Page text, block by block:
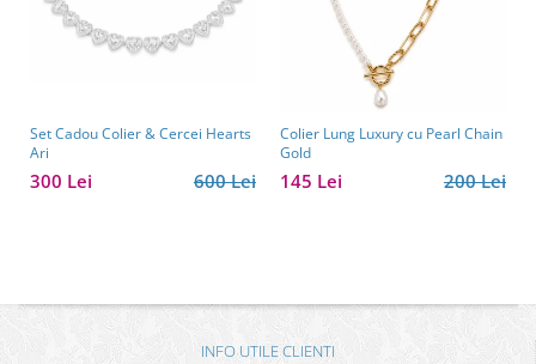
Set Cadou Colier & Cercei Hearts
Ari
600 Lei
300 Lei
Colier Lung Luxury cu Pearl Chain
Gold
200 Lei
145 Lei
INFO UTILE CLIENTI